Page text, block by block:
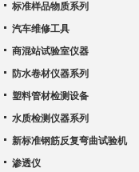
标准样品物质系列
汽车维修工具
商混站试验室仪器
防水卷材仪器系列
塑料管材检测设备
水质检测仪器系列
新标准钢筋反复弯曲试验机
渗透仪